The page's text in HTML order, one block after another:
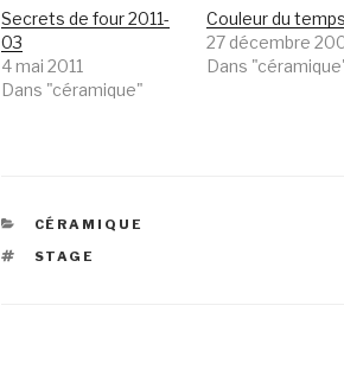
Secrets de four 2011-
03
4 mai 2011
Dans "céramique"
Couleur du temps
27 décembre
Dans
CATÉGORIES
CÉRAMIQUE
ÉTIQUETTES
STAGE